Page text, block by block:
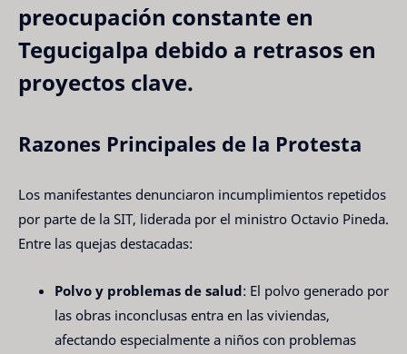
preocupación constante en
Tegucigalpa debido a retrasos en
proyectos clave.
Razones Principales de la Protesta
Los manifestantes denunciaron incumplimientos repetidos
por parte de la SIT, liderada por el ministro Octavio Pineda.
Entre las quejas destacadas:
Polvo y problemas de salud: El polvo generado por
las obras inconclusas entra en las viviendas,
afectando especialmente a niños con problemas